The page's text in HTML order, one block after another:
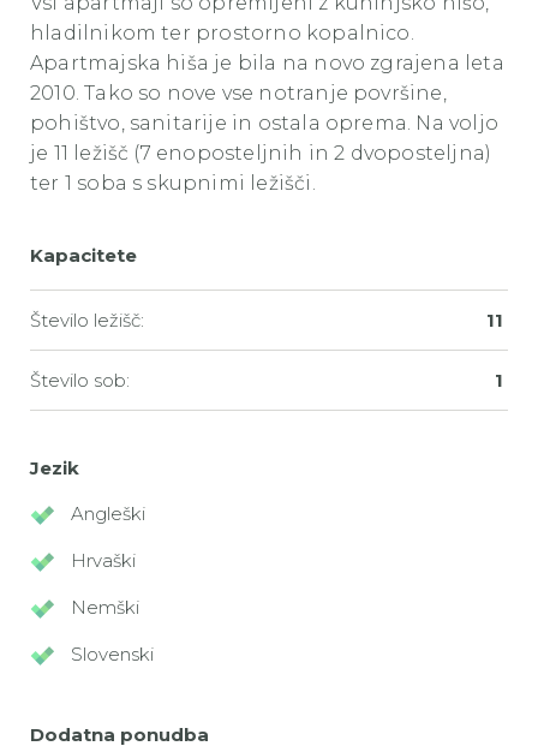
hladilnikom ter prostorno kopalnico.
Apartmajska hiša je bila na novo zgrajena leta
2010. Tako so nove vse notranje površine,
pohištvo, sanitarije in ostala oprema. Na voljo
je 11 ležišč (7 enoposteljnih in 2 dvoposteljna)
ter 1 soba s skupnimi ležišči.
Kapacitete
Število ležišč: 11
Število sob: 1
Jezik
Angleški
Hrvaški
Nemški
Slovenski
Dodatna ponudba